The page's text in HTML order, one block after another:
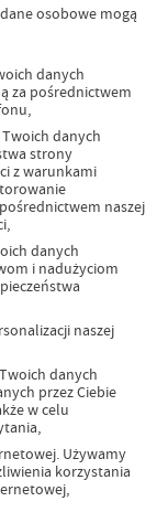
osobowe mogą
danych
za pośrednictwem
danych
strony
z warunkami
naszej
danych
i nadużyciom
naszej
danych
przez Ciebie
w celu
Używamy
korzystania